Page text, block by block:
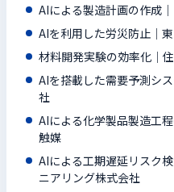
AIによる製造計画の作成
AIを利用した労災防止｜
材料開発実験の効率化｜
AIを搭載した需要予測シ
社
AIによる化学製品製造工
触媒
AIによる工期遅延リスク
ニアリング株式会社